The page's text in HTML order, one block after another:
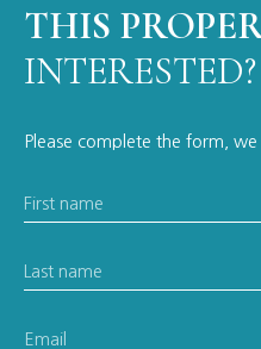
THIS
INTERESTED?
Please complete the form,
First name
Last name
Email